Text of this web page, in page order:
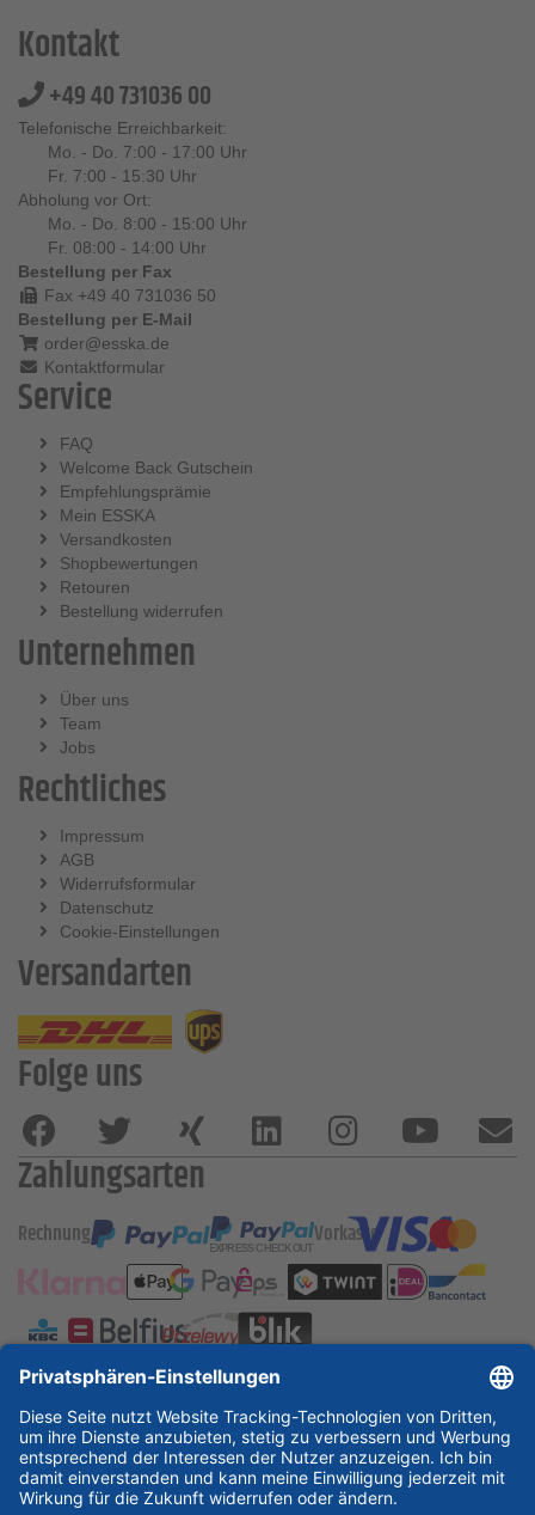
Kontakt
+49 40 731036 00
Telefonische Erreichbarkeit:
Mo. - Do. 7:00 - 17:00 Uhr
Fr. 7:00 - 15:30 Uhr
Abholung vor Ort:
Mo. - Do. 8:00 - 15:00 Uhr
Fr. 08:00 - 14:00 Uhr
Bestellung per Fax
Fax +49 40 731036 50
Bestellung per E-Mail
order@esska.de
Kontaktformular
Service
FAQ
Welcome Back Gutschein
Empfehlungsprämie
Mein ESSKA
Versandkosten
Shopbewertungen
Retouren
Bestellung widerrufen
Unternehmen
Über uns
Team
Jobs
Rechtliches
Impressum
AGB
Widerrufsformular
Datenschutz
Cookie-Einstellungen
Versandarten
Folge uns
Zahlungsarten
Rechnung Vorkasse
ESSKA International
new
new new